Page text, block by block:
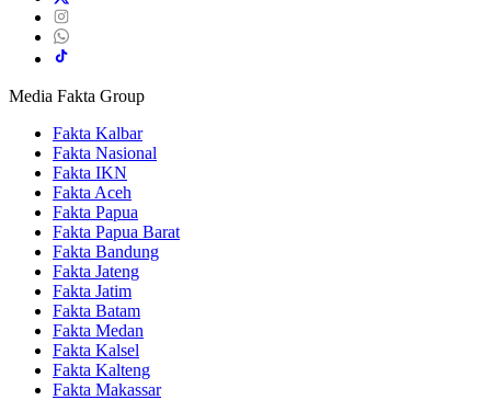
Media Fakta Group
Fakta Kalbar
Fakta Nasional
Fakta IKN
Fakta Aceh
Fakta Papua
Fakta Papua Barat
Fakta Bandung
Fakta Jateng
Fakta Jatim
Fakta Batam
Fakta Medan
Fakta Kalsel
Fakta Kalteng
Fakta Makassar